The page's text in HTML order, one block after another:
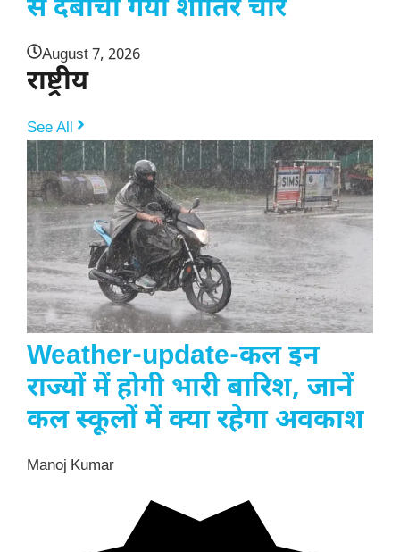
से दबोचा गया शातिर चोर
August 7, 2026
राष्ट्रीय
See All
Weather-update-कल इन
राज्यों में होगी भारी बारिश, जानें
कल स्कूलों में क्या रहेगा अवकाश
Manoj Kumar